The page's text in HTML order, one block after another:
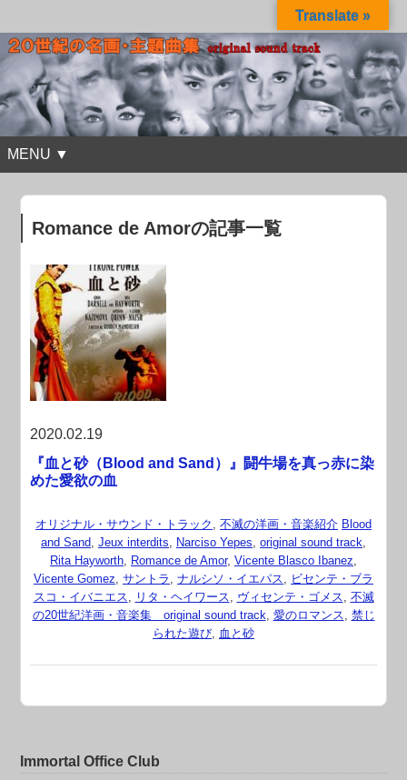
MENU ▼
Romance de Amorの記事一覧
2020.02.19
『血と砂（Blood and Sand）』闘牛場を真っ赤に染
めた愛欲の血
オリジナル・サウンド・トラック , 不滅の洋画・音楽紹介 Blood
and Sand, Jeux interdits, Narciso Yepes, original sound track,
Rita Hayworth, Romance de Amor, Vicente Blasco Ibanez,
Vicente Gomez, サントラ , ナルシソ・イエパス, ビセンテ・ブラ
スコ・イバニエス, リタ・ヘイワース, ヴィセンテ・ゴメス, 不滅
の20世紀洋画・音楽集 original sound track, 愛のロマンス, 禁じ
られた遊び, 血と砂
Immortal Office Club
Translate »